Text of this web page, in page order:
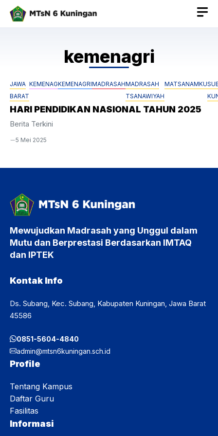
Langsung
kemenagri
JAWA
BARAT
KEMENAGKEMENAGRIMADRASAHMADRASAH
TSANAWIYAH
MATSANAMKU
HARI PENDIDIKAN NASIONAL TAHUN 2025
Berita Terkini
5 Mei 2025
Mewujudkan Madrasah yang Unggul dalam
Mutu dan Berprestasi Berdasarkan IMTAQ
dan IPTEK
Kontak Info
Ds. Subang, Kec. Subang, Kabupaten Kuningan, Jawa Barat
45586
0851-5604-4840
admin@mtsn6kuningan.sch.id
Profile
Tentang Kampus
Daftar Guru
Fasilitas
Informasi